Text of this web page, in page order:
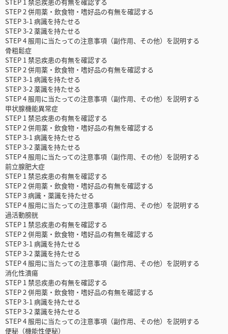
STEP 2 併用薬・飲食物・嗜好品の有無を確認する
STEP 3-1 病識を持たせる
STEP 3-2 薬識を持たせる
STEP 4 服用に当たっての注意事項（副作用、その他）を説明する
骨粗鬆症
STEP 1 禁忌疾患の有無を確認する
STEP 2 併用薬・飲食物・嗜好品の有無を確認する
STEP 3-1 病識を持たせる
STEP 3-2 薬識を持たせる
STEP 4 服用に当たっての注意事項（副作用、その他）を説明する
甲状腺機能異常症
STEP 1 禁忌疾患の有無を確認する
STEP 2 併用薬・飲食物・嗜好品の有無を確認する
STEP 3-1 病識を持たせる
STEP 3-2 薬識を持たせる
STEP 4 服用に当たっての注意事項（副作用、その他）を説明する
前立腺肥大症
STEP 1 禁忌疾患の有無を確認する
STEP 2 併用薬・飲食物・嗜好品の有無を確認する
STEP 3 病識・薬識を持たせる
STEP 4 服用に当たっての注意事項（副作用、その他）を説明する
過活動膀胱
STEP 1 禁忌疾患の有無を確認する
STEP 2 併用薬・飲食物・嗜好品の有無を確認する
STEP 3-1 病識を持たせる
STEP 3-2 薬識を持たせる
STEP 4 服用に当たっての注意事項（副作用、その他）を説明する
消化性潰瘍
STEP 1 禁忌疾患の有無を確認する
STEP 2 併用薬・飲食物・嗜好品の有無を確認する
STEP 3-1 病識を持たせる
STEP 3-2 薬識を持たせる
STEP 4 服用に当たっての注意事項（副作用、その他）を説明する
便秘（機能性便秘）